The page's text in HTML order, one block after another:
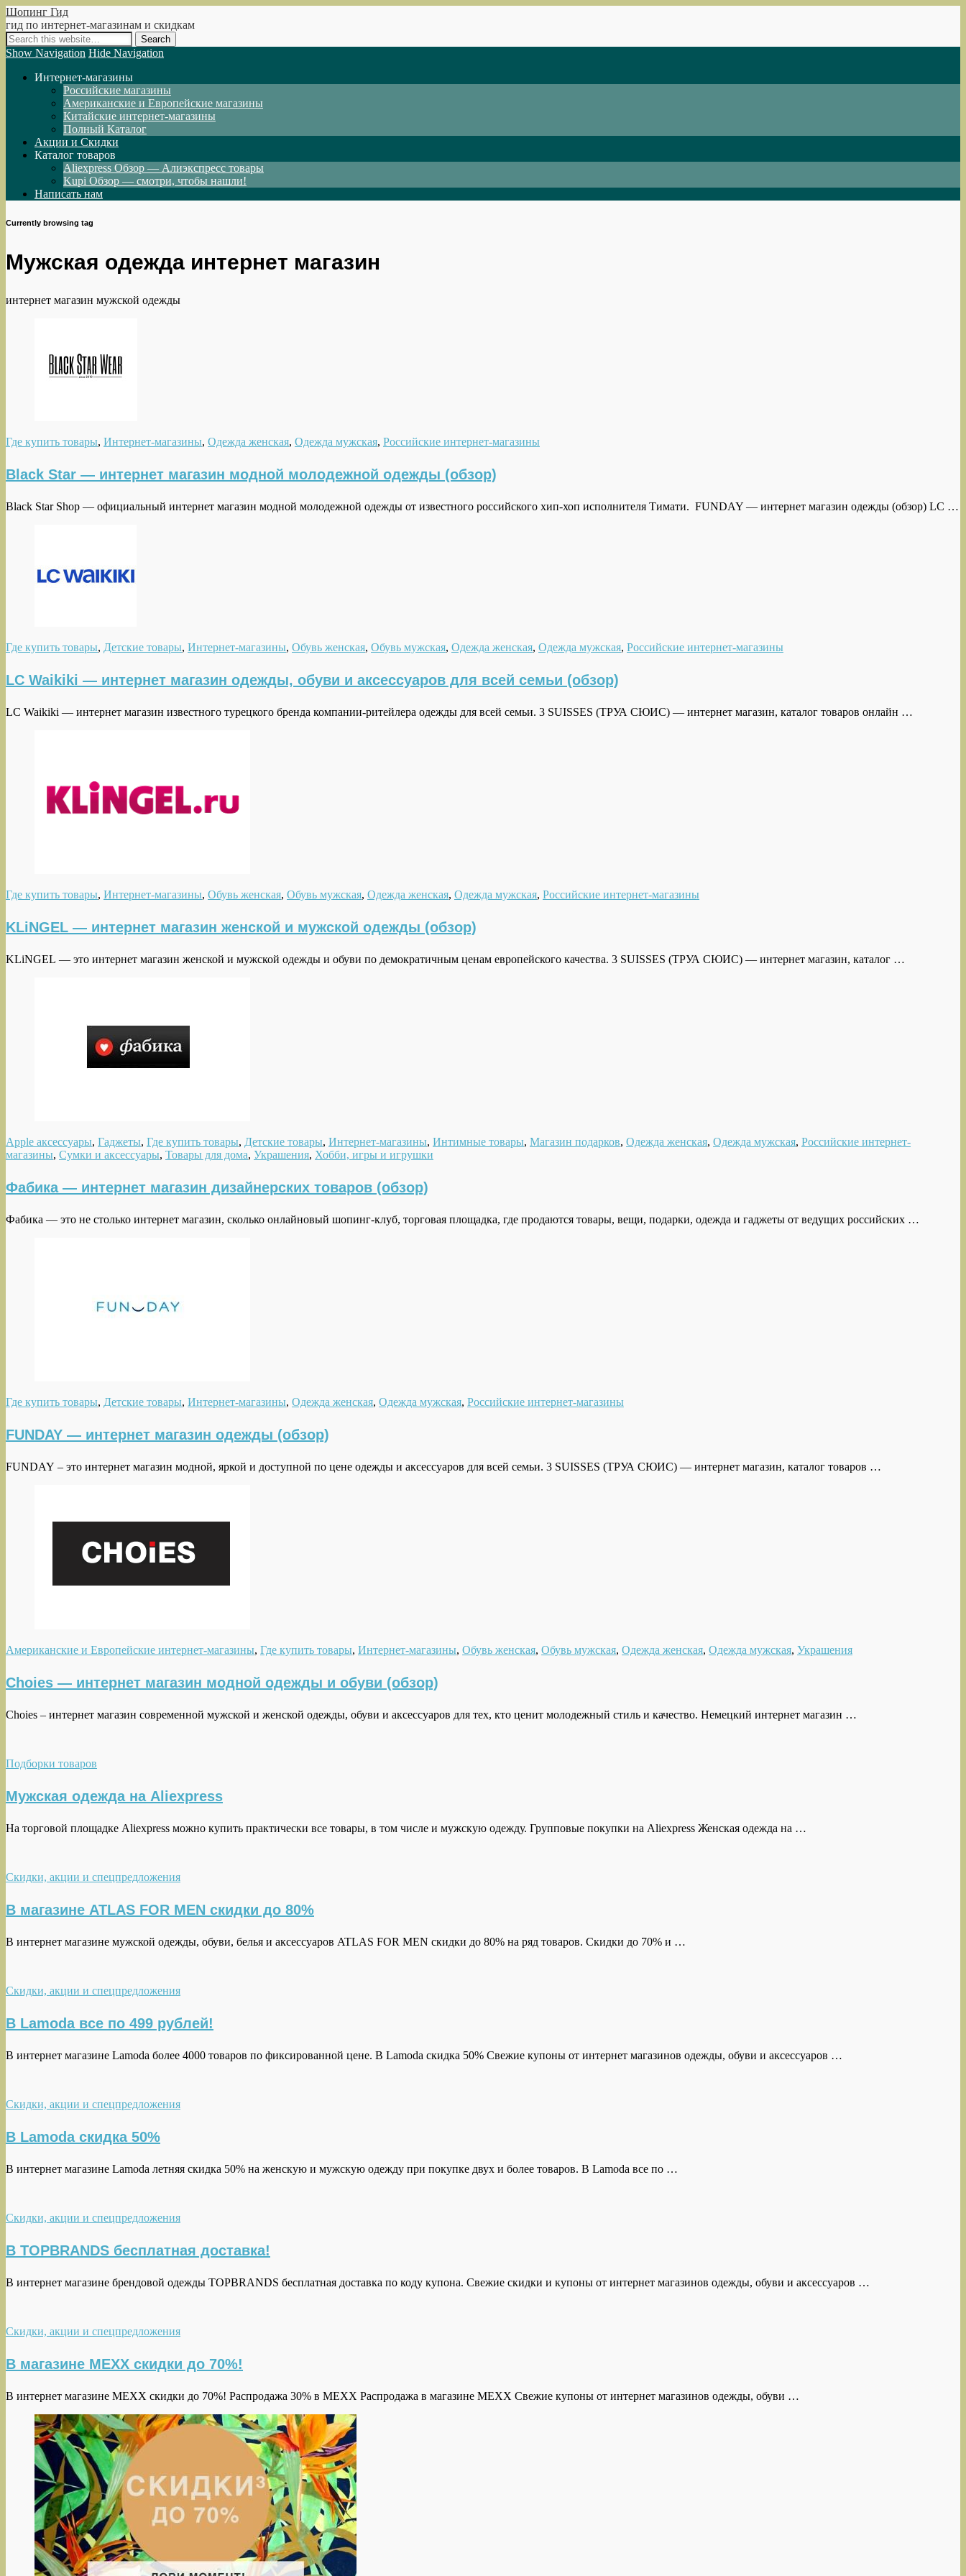
Шопинг Гид
гид по интернет-магазинам и скидкам
Show Navigation Hide Navigation
Интернет-магазины
Российские магазины
Американские и Европейские магазины
Китайские интернет-магазины
Полный Каталог
Акции и Скидки
Каталог товаров
Aliexpress Обзор — Алиэкспресс товары
Kupi Обзор — смотри, чтобы нашли!
Написать нам
Currently browsing tag
Мужская одежда интернет магазин
интернет магазин мужской одежды
Где купить товары, Интернет-магазины, Одежда женская, Одежда мужская, Российские интернет-магазины
Black Star — интернет магазин модной молодежной одежды (обзор)
Black Star Shop — официальный интернет магазин модной молодежной одежды от известного российского хип-хоп исполнителя Тимати. FUNDAY — интернет магазин одежды (обзор) LC …
Где купить товары, Детские товары, Интернет-магазины, Обувь женская, Обувь мужская, Одежда женская, Одежда мужская, Российские интернет-магазины
LC Waikiki — интернет магазин одежды, обуви и аксессуаров для всей семьи (обзор)
LC Waikiki — интернет магазин известного турецкого бренда компании-ритейлера одежды для всей семьи. 3 SUISSES (ТРУА СЮИС) — интернет магазин, каталог товаров онлайн …
Где купить товары, Интернет-магазины, Обувь женская, Обувь мужская, Одежда женская, Одежда мужская, Российские интернет-магазины
KLiNGEL — интернет магазин женской и мужской одежды (обзор)
KLiNGEL — это интернет магазин женской и мужской одежды и обуви по демократичным ценам европейского качества. 3 SUISSES (ТРУА СЮИС) — интернет магазин, каталог …
Apple аксессуары, Гаджеты, Где купить товары, Детские товары, Интернет-магазины, Интимные товары, Магазин подарков, Одежда женская, Одежда мужская, Российские интернет-
магазины, Сумки и аксессуары, Товары для дома, Украшения, Хобби, игры и игрушки
Фабика — интернет магазин дизайнерских товаров (обзор)
Фабика — это не столько интернет магазин, сколько онлайновый шопинг-клуб, торговая площадка, где продаются товары, вещи, подарки, одежда и гаджеты от ведущих российских …
Где купить товары, Детские товары, Интернет-магазины, Одежда женская, Одежда мужская, Российские интернет-магазины
FUNDAY — интернет магазин одежды (обзор)
FUNDAY – это интернет магазин модной, яркой и доступной по цене одежды и аксессуаров для всей семьи. 3 SUISSES (ТРУА СЮИС) — интернет магазин, каталог товаров …
Американские и Европейские интернет-магазины, Где купить товары, Интернет-магазины, Обувь женская, Обувь мужская, Одежда женская, Одежда мужская, Украшения
Choies — интернет магазин модной одежды и обуви (обзор)
Choies – интернет магазин современной мужской и женской одежды, обуви и аксессуаров для тех, кто ценит молодежный стиль и качество. Немецкий интернет магазин …
Подборки товаров
Мужская одежда на Aliexpress
На торговой площадке Aliexpress можно купить практически все товары, в том числе и мужскую одежду. Групповые покупки на Aliexpress Женская одежда на …
Скидки, акции и спецпредложения
В магазине ATLAS FOR MEN скидки до 80%
В интернет магазине мужской одежды, обуви, белья и аксессуаров ATLAS FOR MEN скидки до 80% на ряд товаров. Скидки до 70% и …
Скидки, акции и спецпредложения
В Lamoda все по 499 рублей!
В интернет магазине Lamoda более 4000 товаров по фиксированной цене. В Lamoda скидка 50% Свежие купоны от интернет магазинов одежды, обуви и аксессуаров …
Скидки, акции и спецпредложения
В Lamoda скидка 50%
В интернет магазине Lamoda летняя скидка 50% на женскую и мужскую одежду при покупке двух и более товаров. В Lamoda все по …
Скидки, акции и спецпредложения
В TOPBRANDS бесплатная доставка!
В интернет магазине брендовой одежды TOPBRANDS бесплатная доставка по коду купона. Свежие скидки и купоны от интернет магазинов одежды, обуви и аксессуаров …
Скидки, акции и спецпредложения
В магазине MEXX скидки до 70%!
В интернет магазине MEXX скидки до 70%! Распродажа 30% в MEXX Распродажа в магазине MEXX Свежие купоны от интернет магазинов одежды, обуви …